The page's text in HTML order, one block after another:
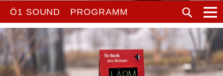
Ö1 SOUND PROGRAMM